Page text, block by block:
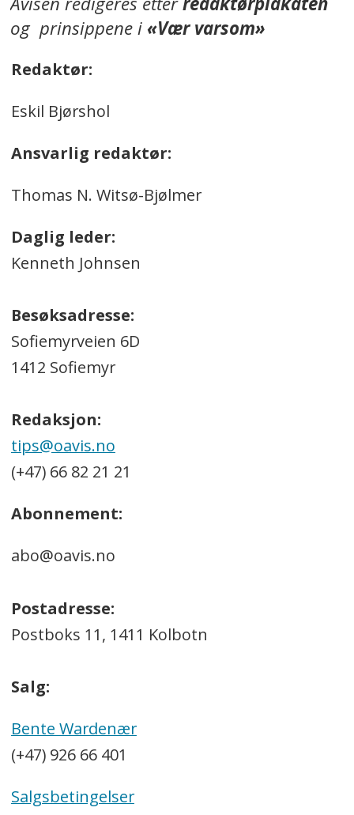
og prinsippene i«Vær varsom»
Redaktør:
Eskil Bjørshol
Ansvarlig redaktør:
Thomas N. Witsø-Bjølmer
Daglig leder:
Kenneth Johnsen
Besøksadresse:
Sofiemyrveien 6D
1412 Sofiemyr
Redaksjon:
tips@oavis.no
(+47) 66 82 21 21
Abonnement:
abo@oavis.no
Postadresse:
Postboks 11, 1411 Kolbotn
Salg:
Bente Wardenær
(+47) 926 66 401
Salgsbetingelser